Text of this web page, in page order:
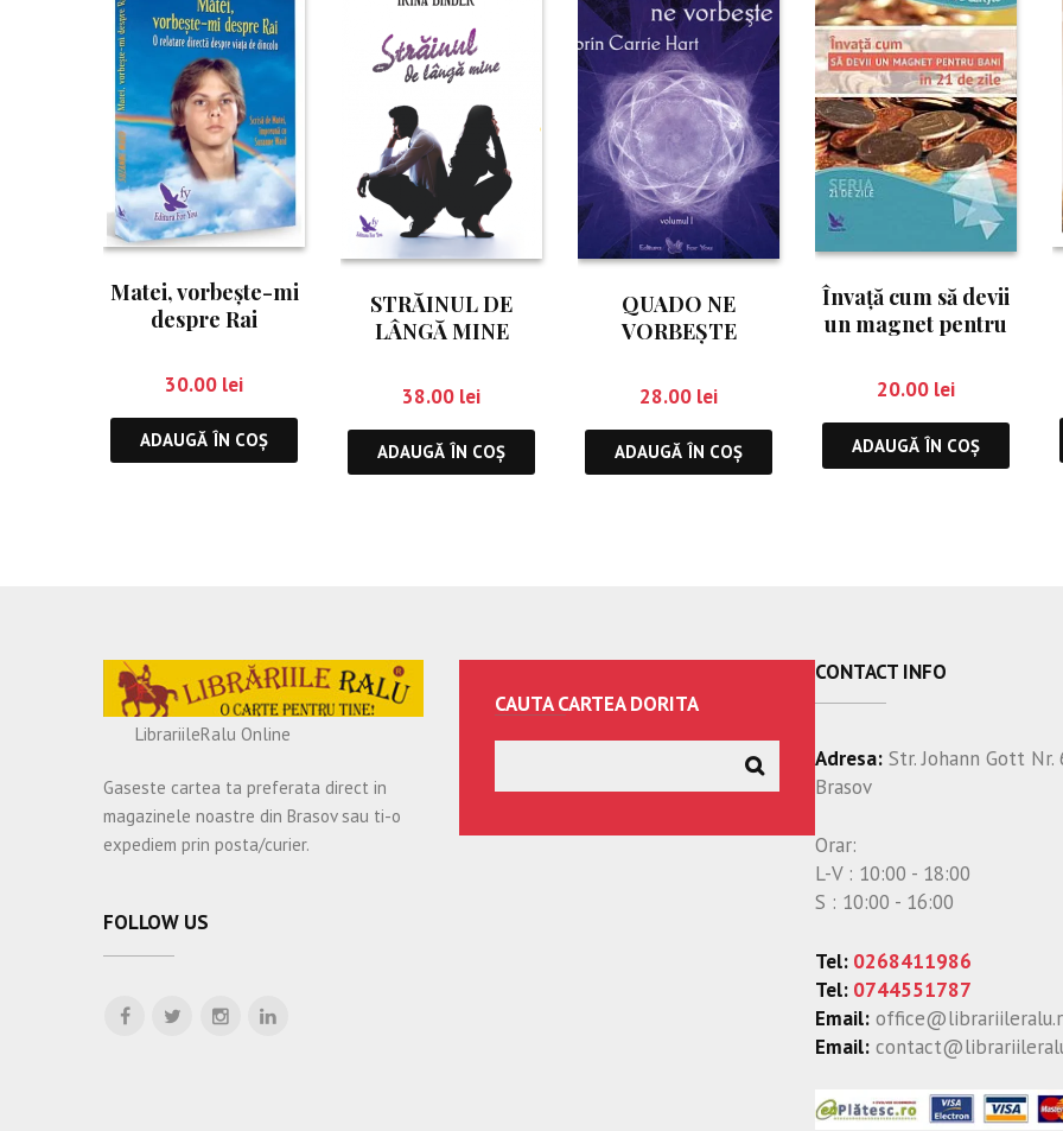
Matei, vorbește-mi
despre Rai
30.00 lei
ADAUGĂ ÎN COȘ
STRĂINUL DE
LÂNGĂ MINE
38.00 lei
ADAUGĂ ÎN COȘ
QUADO NE
VORBEŞTE
28.00 lei
ADAUGĂ ÎN COȘ
Învaţă cum să devii
un magnet pentru
20.00 lei
ADAUGĂ ÎN COȘ
LibrariileRalu Online
Gaseste cartea ta preferata direct in
magazinele noastre din Brasov sau ti-o
expediem prin posta/curier.
FOLLOW US
CAUTA CARTEA DORITA
CONTACT INFO
Adresa: Str. Johann Gott Nr.
Brasov
Orar:
L-V : 10:00 - 18:00
S : 10:00 - 16:00
Tel: 0268411986
Tel: 0744551787
Email:
Email: